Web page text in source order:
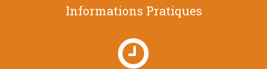
Informations Pratiques
